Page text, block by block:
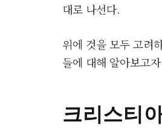
대로 나선다.
위에 것을 모두 고려
들에 대해 알아보고
크리스티